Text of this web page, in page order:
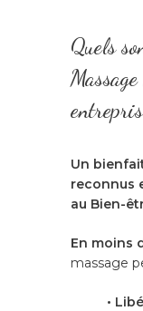
Quels
Un
reconnus
au Bien-
En moins
massage
•